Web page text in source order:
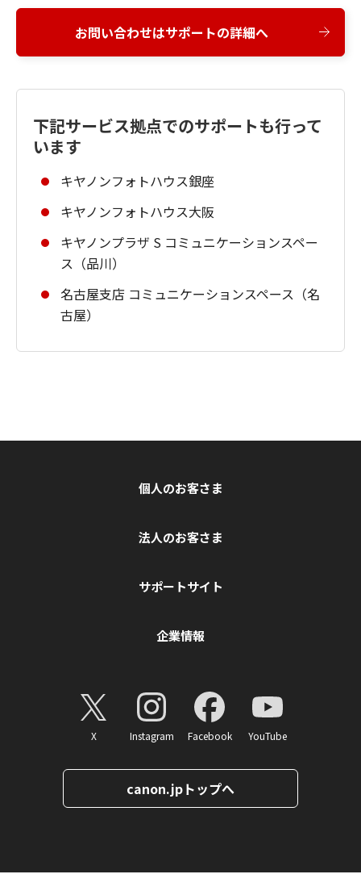
お問い合わせはサポートの詳細へ
下記サービス拠点でのサポートも行って
います
キヤノンフォトハウス銀座
キヤノンフォトハウス大阪
キヤノンプラザ S コミュニケーションスペー
ス（品川）
名古屋支店 コミュニケーションスペース（名
古屋）
個人のお客さま
法人のお客さま
サポートサイト
企業情報
X Instagram Facebook YouTube
canon.jpトップへ